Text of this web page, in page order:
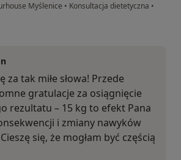
Myślenice • Konsultacja dietetyczna •
za tak miłe słowa! Przede
gratulacje za osiągnięcie
rezultatu – 15 kg to efekt Pana
i zmiany nawyków
się, że mogłam być częścią